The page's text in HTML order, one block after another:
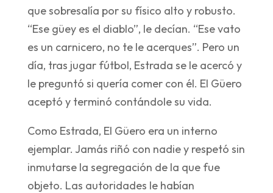
que sobresalía por su físico alto y robusto.
“Ese güey es el diablo”, le decían. “Ese vato
es un carnicero, no te le acerques”. Pero un
día, tras jugar fútbol, Estrada se le acercó y
le preguntó si quería comer con él. El Güero
aceptó y terminó contándole su vida.
Como Estrada, El Güero era un interno
ejemplar. Jamás riñó con nadie y respetó sin
inmutarse la segregación de la que fue
objeto. Las autoridades le habían